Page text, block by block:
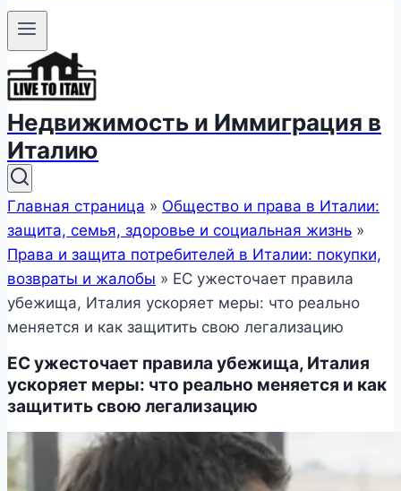
Недвижимость и Иммиграция в
Италию
Главная страница » Общество и права в Италии:
защита, семья, здоровье и социальная жизнь »
Права и защита потребителей в Италии: покупки,
возвраты и жалобы » ЕС ужесточает правила
убежища, Италия ускоряет меры: что реально
меняется и как защитить свою легализацию
ЕС ужесточает правила убежища, Италия
ускоряет меры: что реально меняется и как
защитить свою легализацию